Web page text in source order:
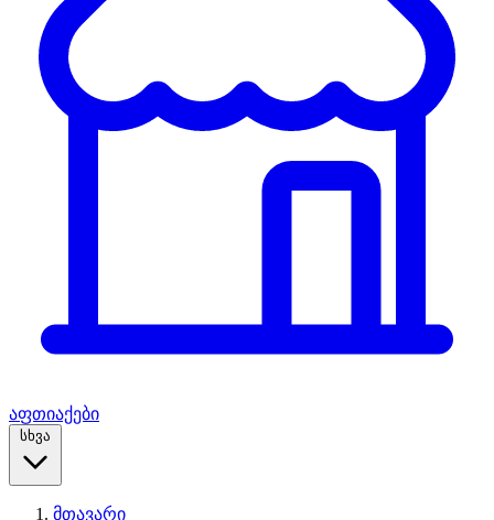
აფთიაქები
სხვა
მთავარი